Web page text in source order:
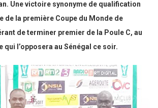
Une victoire synonyme de qualification
de la première Coupe du Monde de
de terminer premier de la Poule C, au
qui l’opposera au Sénégal ce soir.